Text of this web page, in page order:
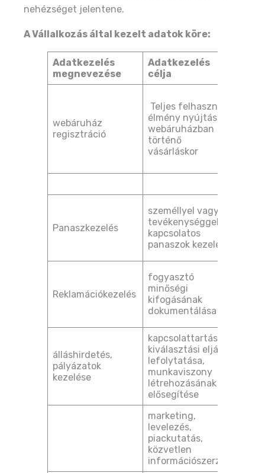
nehézséget jelentene.
A Vállalkozás által kezelt adatok köre:
Adatkezelés
megnevezése
Adatkezelés
célja
webáruház
regisztráció
Teljes felhasználói
élmény nyújtása a
webáruházban
történő
vásárláskor
Panaszkezelés
személlyel vagy
tevékenységgel
kapcsolatos
panaszok kezelése
Reklamációkezelés
fogyasztó
minőségi
kifogásának
dokumentálása
álláshirdetés,
pályázatok
kezelése
kapcsolattartás,
kiválasztási eljárás
lefolytatása,
munkaviszony
létrehozásának
elősegítése
marketing,
levelezés,
piackutatás,
közvetlen
információszerzés